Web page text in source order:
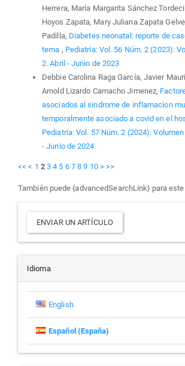
Herrera, María Margarita Sánchez
Hoyos Zapata, Mary Juliana Zapata
Padilla, Diabetes neonatal: reporte de
tema , Pediatría: Vol. 56 Núm. 2 (2023):
2. Abril - Junio de 2023
Debbie Carolina Raga García, Javier
Arnold Lizardo Camacho Jimenez,
asociados al sindrome de inflamacion
temporalmente asociado a covid en el
Pediatría: Vol. 57 Núm. 2 (2024):
- Junio de 2024
<< < 1 2 3 4 5 6 7 8 9 10 > >>
También puede {advancedSearchLink} para
Enviar
un
artículo
ENVIAR UN ARTÍCULO
Idioma
English
Español (España)